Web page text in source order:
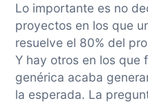
Lo importante es no
proyectos en los que
resuelve el 80% del
Y hay otros en los que
genérica acaba
la esperada. La